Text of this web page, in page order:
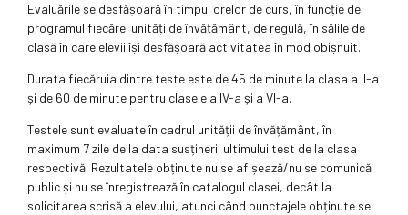
Evaluările se desfășoară în timpul orelor de curs, în funcție de
programul fiecărei unități de învățământ, de regulă, în sălile de
clasă în care elevii își desfășoară activitatea în mod obișnuit.
Durata fiecăruia dintre teste este de 45 de minute la clasa a II-a
și de 60 de minute pentru clasele a IV-a și a VI-a.
Testele sunt evaluate în cadrul unității de învățământ, în
maximum 7 zile de la data susținerii ultimului test de la clasa
respectivă. Rezultatele obținute nu se afișează/nu se comunică
public și nu se înregistrează în catalogul clasei, decât la
solicitarea scrisă a elevului, atunci când punctajele obținute se